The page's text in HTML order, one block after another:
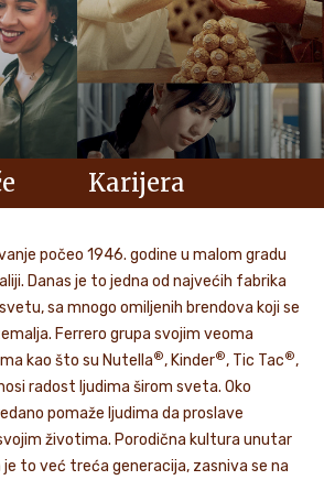
Karijera
počeo 1946. godine u malom gradu
Danas je to jedna od najvećih fabrika
sa mnogo omiljenih brendova koji se
Ferrero grupa svojim veoma
kao što su Nutella®, Kinder®, Tic Tac®,
radost ljudima širom sveta. Oko
pomaže ljudima da proslave
životima. Porodična kultura unutar
je to već treća generacija, zasniva se na